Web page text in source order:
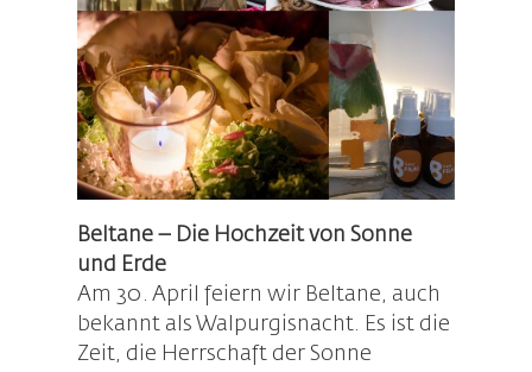
Beltane – Die Hochzeit von Sonne
und Erde
Am 30. April feiern wir Beltane, auch
bekannt als Walpurgisnacht. Es ist die
Zeit, die Herrschaft der Sonne